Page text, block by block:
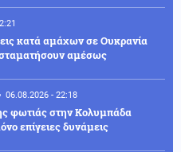
κατά αμάχων σε Ουκρανία
αμέσως
06.08.2026 - 22:18
φωτιάς στην Κολυμπάδα
επίγειες δυνάμεις